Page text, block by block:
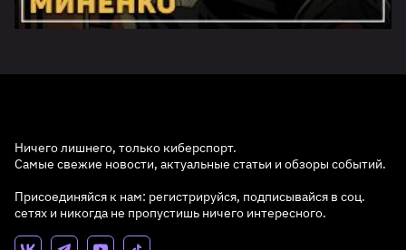
Ничего лишнего, только киберспорт.
Самые свежие новости, актуальные статьи и обзоры событий.
Присоединяйся к нам: регистрируйся, подписывайся в соц.
сетях и никогда не пропустишь ничего интересного.